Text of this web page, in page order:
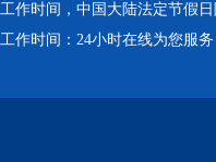
工作时间，中国大陆法定节假日
工作时间：24小时在线为您服务